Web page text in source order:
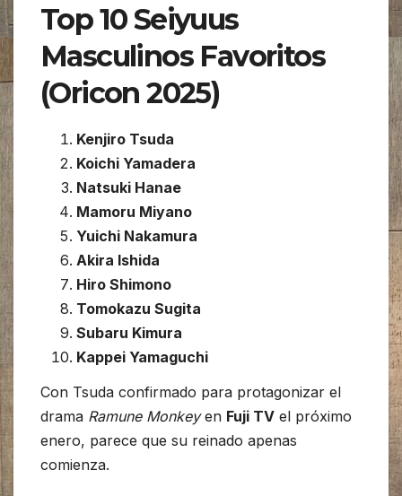
Top 10 Seiyuus
Masculinos Favoritos
(Oricon 2025)
Kenjiro Tsuda
Koichi Yamadera
Natsuki Hanae
Mamoru Miyano
Yuichi Nakamura
Akira Ishida
Hiro Shimono
Tomokazu Sugita
Subaru Kimura
Kappei Yamaguchi
Con Tsuda confirmado para protagonizar el
drama Ramune Monkeyen Fuji TV el próximo
enero, parece que su reinado apenas
comienza.